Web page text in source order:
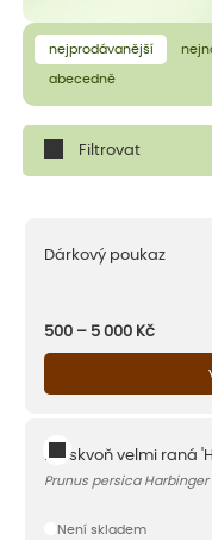
nejprodávanější
abecedně
Filtrovat
Dárkový poukaz
500 – 5 000 Kč
Broskvoň velmi raná
Prunus persica Harbinger
Není skladem